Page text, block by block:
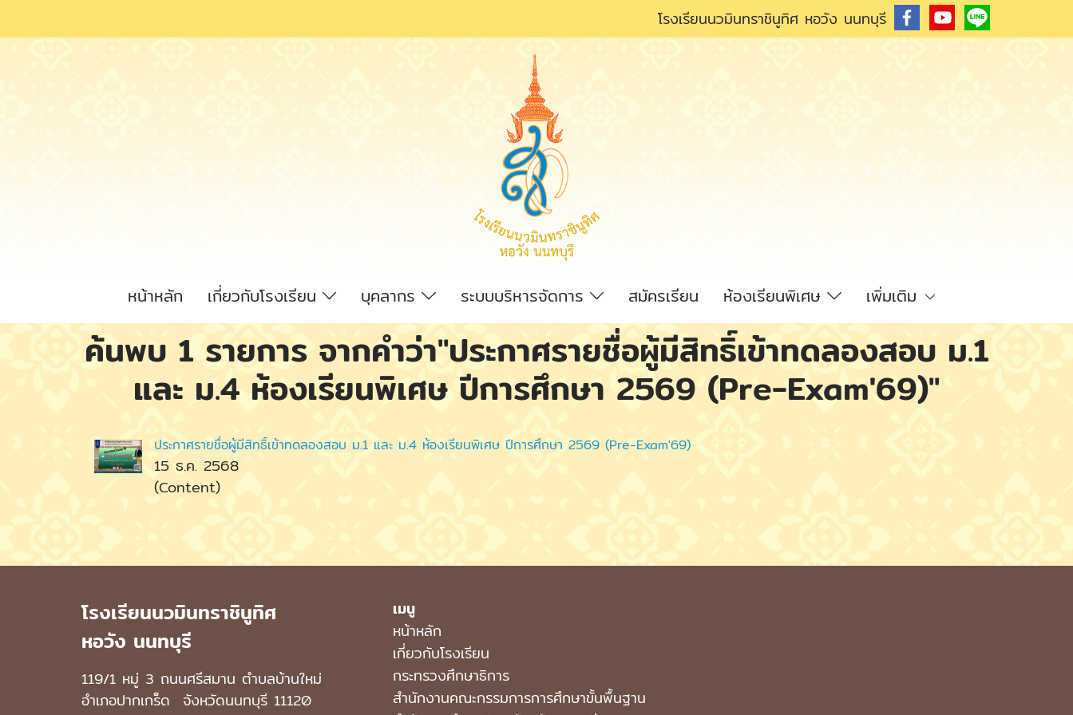
โรงเรียนนวมินทราชินูทิศ หอวัง นนทบุรี
หน้าหลัก เกี่ยวกับโรงเรียน บุคลากร ระบบบริหารจัดการ สมัครเรียน ห้องเรียนพิเศษ เพิ่มเติม
ค้นพบ 1 รายการ จากคำว่า"ประกาศรายชื่อผู้มีสิทธิ์เข้าทดลองสอบ ม.1
และ ม.4 ห้องเรียนพิเศษ ปีการศึกษา 2569 (Pre-Exam'69)"
ประกาศรายชื่อผู้มีสิทธิ์เข้าทดลองสอบ ม.1 และ ม.4 ห้องเรียนพิเศษ ปีการศึกษา 2569 (Pre-Exam'69)
15 ธ.ค. 2568
(Content)
โรงเรียนนวมินทราชินูทิศ
หอวัง นนทบุรี
119/1 หมู่ 3 ถนนศรีสมาน ตำบลบ้านใหม่
อำเภอปากเกร็ด จังหวัดนนทบุรี 11120
เมนู
หน้าหลัก
เกี่ยวกับโรงเรียน
กระทรวงศึกษาธิการ
สำนักงานคณะกรรมการการศึกษาขั้นพื้นฐาน